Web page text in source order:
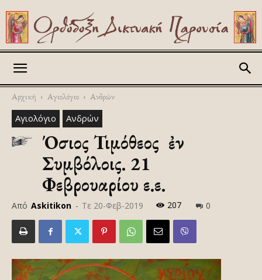
Αρχική Αγιολόγιο Ανδρών
Αγιολόγιο Ανδρών
Όσιος Τιμόθεος ὁ ἐν
Συμβόλοις. 21
Φεβρουαρίου ε.ε.
Από Askitikon - Τε 20-Φεβ-2019 207 0